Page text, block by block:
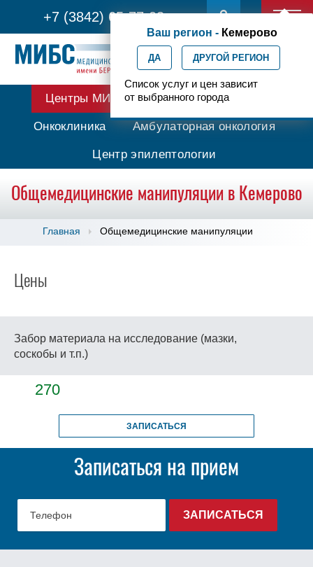
+7 (3842) 65-77-03
Ваш регион - Кемерово
ДА ДРУГОЙ РЕГИОН
Список услуг и цен зависит
от выбранного города
Центры МИБС Протонная терапия
Онкоклиника Амбулаторная онкология
Центр эпилептологии
Общемедицинские манипуляции в Кемерово
Главная Общемедицинские манипуляции
Цены
Забор материала на исследование (мазки,
соскобы и т.п.)
270
ЗАПИСАТЬСЯ
Записаться на прием